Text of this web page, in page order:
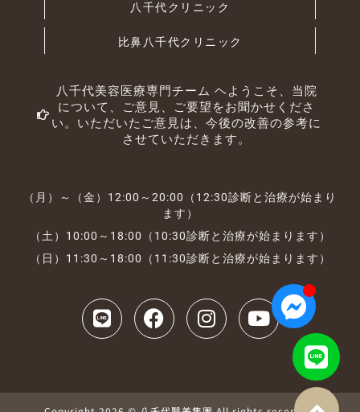
八千代クリニック
比鼻八千代クリニック
八千代美容医療専門チーム ヘようこそ、当院
について、ご意見、ご要望をお聞かせくださ
い。いただいたご意見は、今後の改善の参考に
させていただきます。
（月）～（金）12:00～20:00（12:30診断と治療が始まり
ます）
（土）10:00～18:00（10:30診断と治療が始まります）
（日）11:30～18:00（11:30診断と治療が始まります）